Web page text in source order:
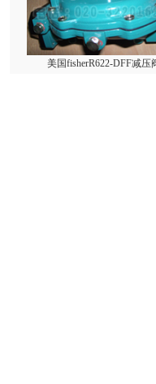
美国fisherR622-DFF减压阀